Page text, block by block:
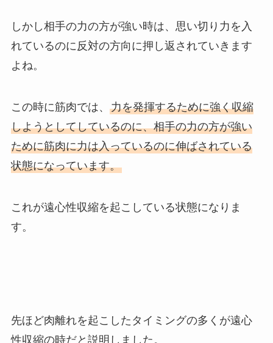
しかし相手の力の方が強い時は、思い切り力を入
れているのに反対の方向に押し返されていきます
よね。
この時に筋肉では、 力を発揮するために強く収縮
しようとしてしているのに、相手の力の方が強い
ために筋肉に力は入っているのに伸ばされている
状態になっています。
これが遠心性収縮を起こしている状態になりま
す。
先ほど肉離れを起こしたタイミングの多くが遠心
性収縮の時だと説明しました。